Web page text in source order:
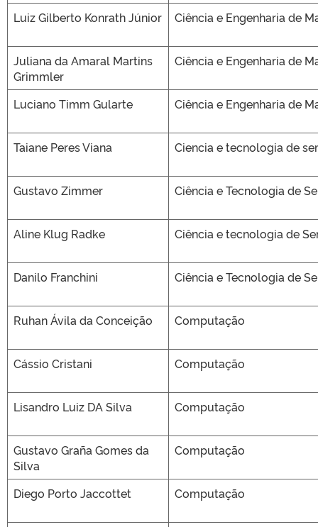
Luiz Gilberto Konrath Júnior Ciência e Engenharia de
Juliana da Amaral Martins
Grimmler
Ciência e Engenharia de
Luciano Timm Gularte Ciência e Engenharia de
Taiane Peres Viana Ciencia e tecnologia de
Gustavo Zimmer Ciência e Tecnologia de
Aline Klug Radke Ciência e tecnologia de
Danilo Franchini Ciência e Tecnologia de
Ruhan Ávila da Conceição Computação
Cássio Cristani Computação
Lisandro Luiz DA Silva Computação
Gustavo Graña Gomes da
Silva
Computação
Diego Porto Jaccottet Computação